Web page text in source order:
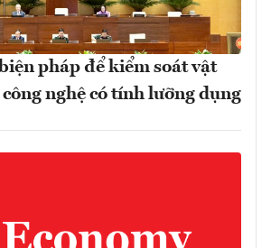
pháp để kiểm soát vật
nghệ có tính lưỡng dụng